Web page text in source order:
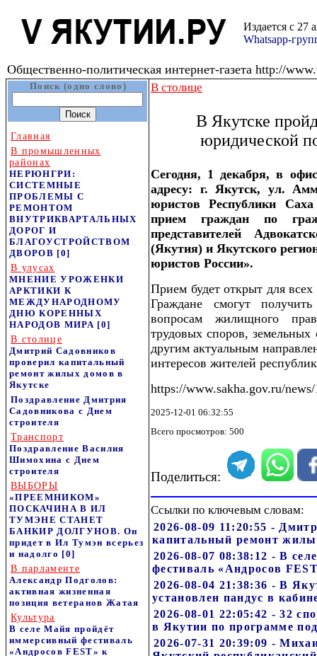
Издается с 27
Whatsapp-
Общественно-политическая интернет-газета http://
Поиск (одно слово)
Главная
В промышленных
районах
НЕРЮНГРИ:
СИСТЕМНЫЕ
ПРОБЛЕМЫ С
РЕМОНТОМ
ВНУТРИКВАРТАЛЬНЫХ
ДОРОГ И
БЛАГОУСТРОЙСТВОМ
ДВОРОВ [0]
В улусах
МНЕНИЕ УРОЖЕНКИ
АРКТИКИ К
МЕЖДУНАРОДНОМУ
ДНЮ КОРЕННЫХ
НАРОДОВ МИРА [0]
В столице
Дмитрий Садовников
проверил капитальный
ремонт жилых домов в
Якутске
Поздравление Дмитрия
Садовникова с Днем
строителя
Транспорт
Поздравление Василия
Шимохина с Днем
строителя
ВЫБОРЫ
«ПРЕЕМНИКОМ»
ПОСКАЧИНА В ИЛ
ТУМЭНЕ СТАНЕТ
БАНКИР ДОЛГУНОВ. Он
придет в Ил Тумэн всерьез
и надолго [0]
В парламенте
Александр Подголов:
активная жизненная
позиция ветеранов Жатая
Культура
В селе Майя пройдёт
иммерсивный фестиваль
«Андросов FEST» к
В столице
В Якутске
юридической
Сегодня, 1 декабря, в
адресу: г. Якутск, ул.
юристов Республики
прием граждан по
представителей
(Якутия) и Якутского
юристов России».
Прием будет открыт для
Граждане смогут
вопросам жилищного
трудовых споров,
другим актуальным
интересов жителей
https://www.sakha.gov.ru/
2025-12-01 06:32:55
Всего просмотров: 500
Поделиться:
Ссылки по ключевым словам:
2026-08-09 11:20:55 -
капитальный ремонт
2026-08-07 08:38:12 - В
фестиваль «Андросов
2026-08-04 21:38:36 - В
установлен пандус в
2026-08-01 22:05:42 - 32
в Якутии по программе
2026-07-31 20:39:09 -